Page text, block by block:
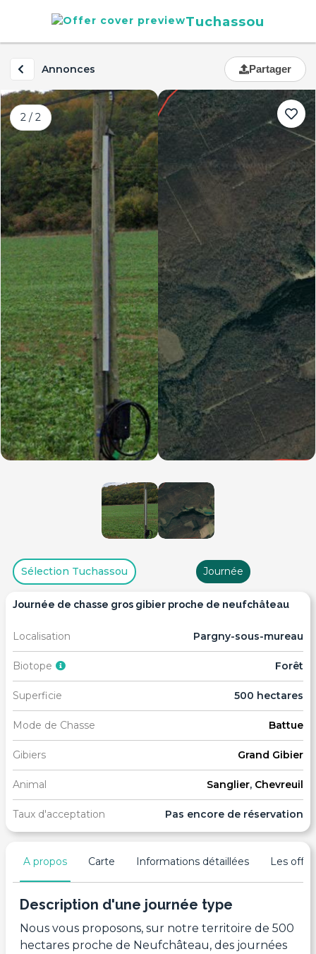
Tuchassou
Annonces Partager
2 / 2
Sélection Tuchassou Journée
journée de chasse gros gibier proche de neufchâteau
Localisation Pargny-sous-mureau
Biotope Forêt
Superficie 500 hectares
Mode de Chasse Battue
Gibiers Grand Gibier
Animal Sanglier, Chevreuil
Taux d'acceptation Pas encore de réservation
A propos Carte Informations détaillées Les
Description d'une journée type
Nous vous proposons, sur notre territoire de 500
hectares proche de Neufchâteau, des journées